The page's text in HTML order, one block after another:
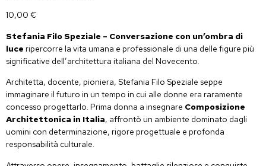
10,00 €
Stefania Filo Speziale – Conversazione con un’ombra di
luce ripercorre la vita umana e professionale di una delle figure più
significative dell’architettura italiana del Novecento.
Architetta, docente, pioniera, Stefania Filo Speziale seppe
immaginare il futuro in un tempo in cui alle donne era raramente
concesso progettarlo. Prima donna a insegnare Composizione
Architettonica in Italia, affrontò un ambiente dominato dagli
uomini con determinazione, rigore progettuale e profonda
responsabilità culturale.